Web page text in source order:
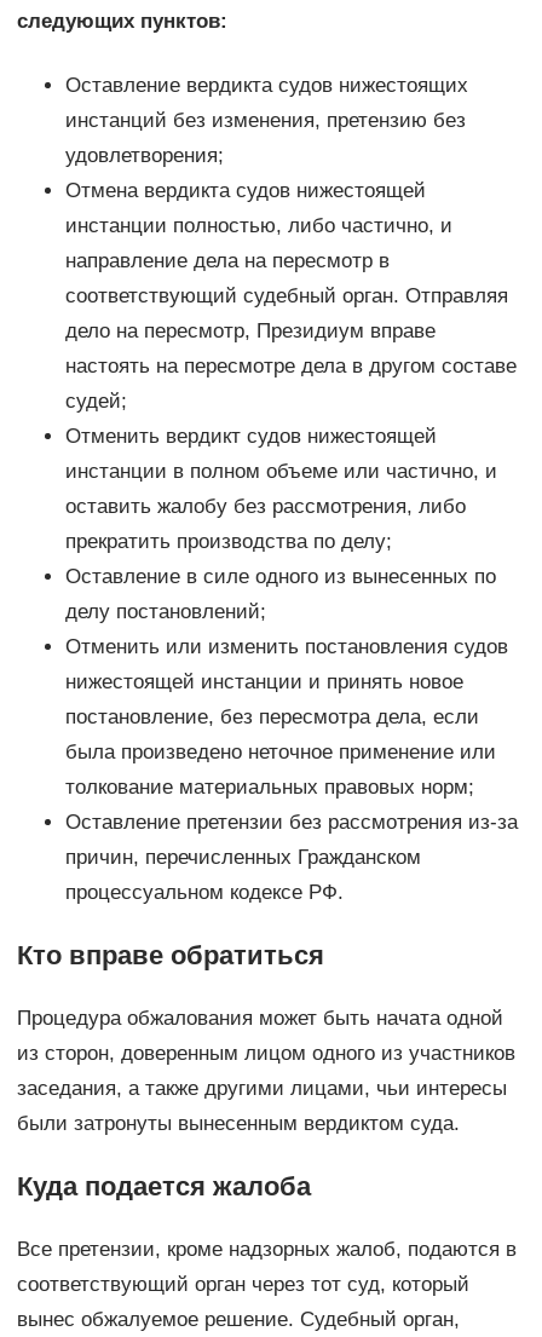
следующих пунктов:
Оставление вердикта судов нижестоящих
инстанций без изменения, претензию без
удовлетворения;
Отмена вердикта судов нижестоящей
инстанции полностью, либо частично, и
направление дела на пересмотр в
соответствующий судебный орган. Отправляя
дело на пересмотр, Президиум вправе
настоять на пересмотре дела в другом составе
судей;
Отменить вердикт судов нижестоящей
инстанции в полном объеме или частично, и
оставить жалобу без рассмотрения, либо
прекратить производства по делу;
Оставление в силе одного из вынесенных по
делу постановлений;
Отменить или изменить постановления судов
нижестоящей инстанции и принять новое
постановление, без пересмотра дела, если
была произведено неточное применение или
толкование материальных правовых норм;
Оставление претензии без рассмотрения из-за
причин, перечисленных Гражданском
процессуальном кодексе РФ.
Кто вправе обратиться
Процедура обжалования может быть начата одной
из сторон, доверенным лицом одного из участников
заседания, а также другими лицами, чьи интересы
были затронуты вынесенным вердиктом суда.
Куда подается жалоба
Все претензии, кроме надзорных жалоб, подаются в
соответствующий орган через тот суд, который
вынес обжалуемое решение. Судебный орган,